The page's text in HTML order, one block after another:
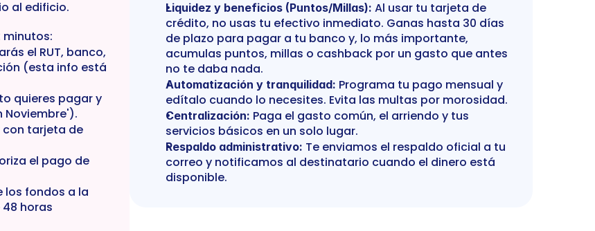
al edificio.
minutos:
el RUT, banco,
(esta info está
quieres pagar y
Noviembre').
con tarjeta de
el pago de
los fondos a la
horas
Liquidez y beneficios (Puntos/Millas): Al usar tu tarjeta de
crédito, no usas tu efectivo inmediato. Ganas hasta 30 días
de plazo para pagar a tu banco y, lo más importante,
acumulas puntos, millas o cashback por un gasto que antes
no te daba nada.
Automatización y tranquilidad: Programa tu pago mensual y
edítalo cuando lo necesites. Evita las multas por morosidad.
Centralización: Paga el gasto común, el arriendo y tus
servicios básicos en un solo lugar.
Respaldo administrativo: Te enviamos el respaldo oficial a tu
correo y notificamos al destinatario cuando el dinero está
disponible.